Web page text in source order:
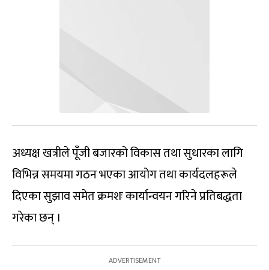
अध्यक्ष खत्रीले पूँजी बजारको विकास तथा सुधारका लागि
विभिन्न समयमा गठन भएका आयोग तथा कार्यदलहरूले
दिएका सुझाव समेत क्रमशः कार्यान्वयन गरिने प्रतिबद्धता
गरेका छन् ।